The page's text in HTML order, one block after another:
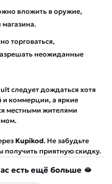
вложить в оружие,
торговаться,
неожиданные
следует дождаться хотя
коммерции, а яркие
местными жителями
Kupikod. Не забудьте
получить приятную скидку.
есть ещё больше 🫦